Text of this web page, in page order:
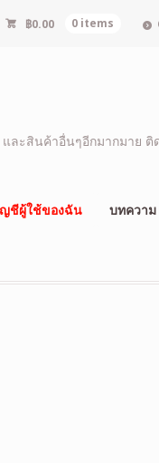
฿0.00 0 items
ะสินค้าอื่นๆอีกมากมาย ติ
ชีผู้ใช้ของฉัน บทความ